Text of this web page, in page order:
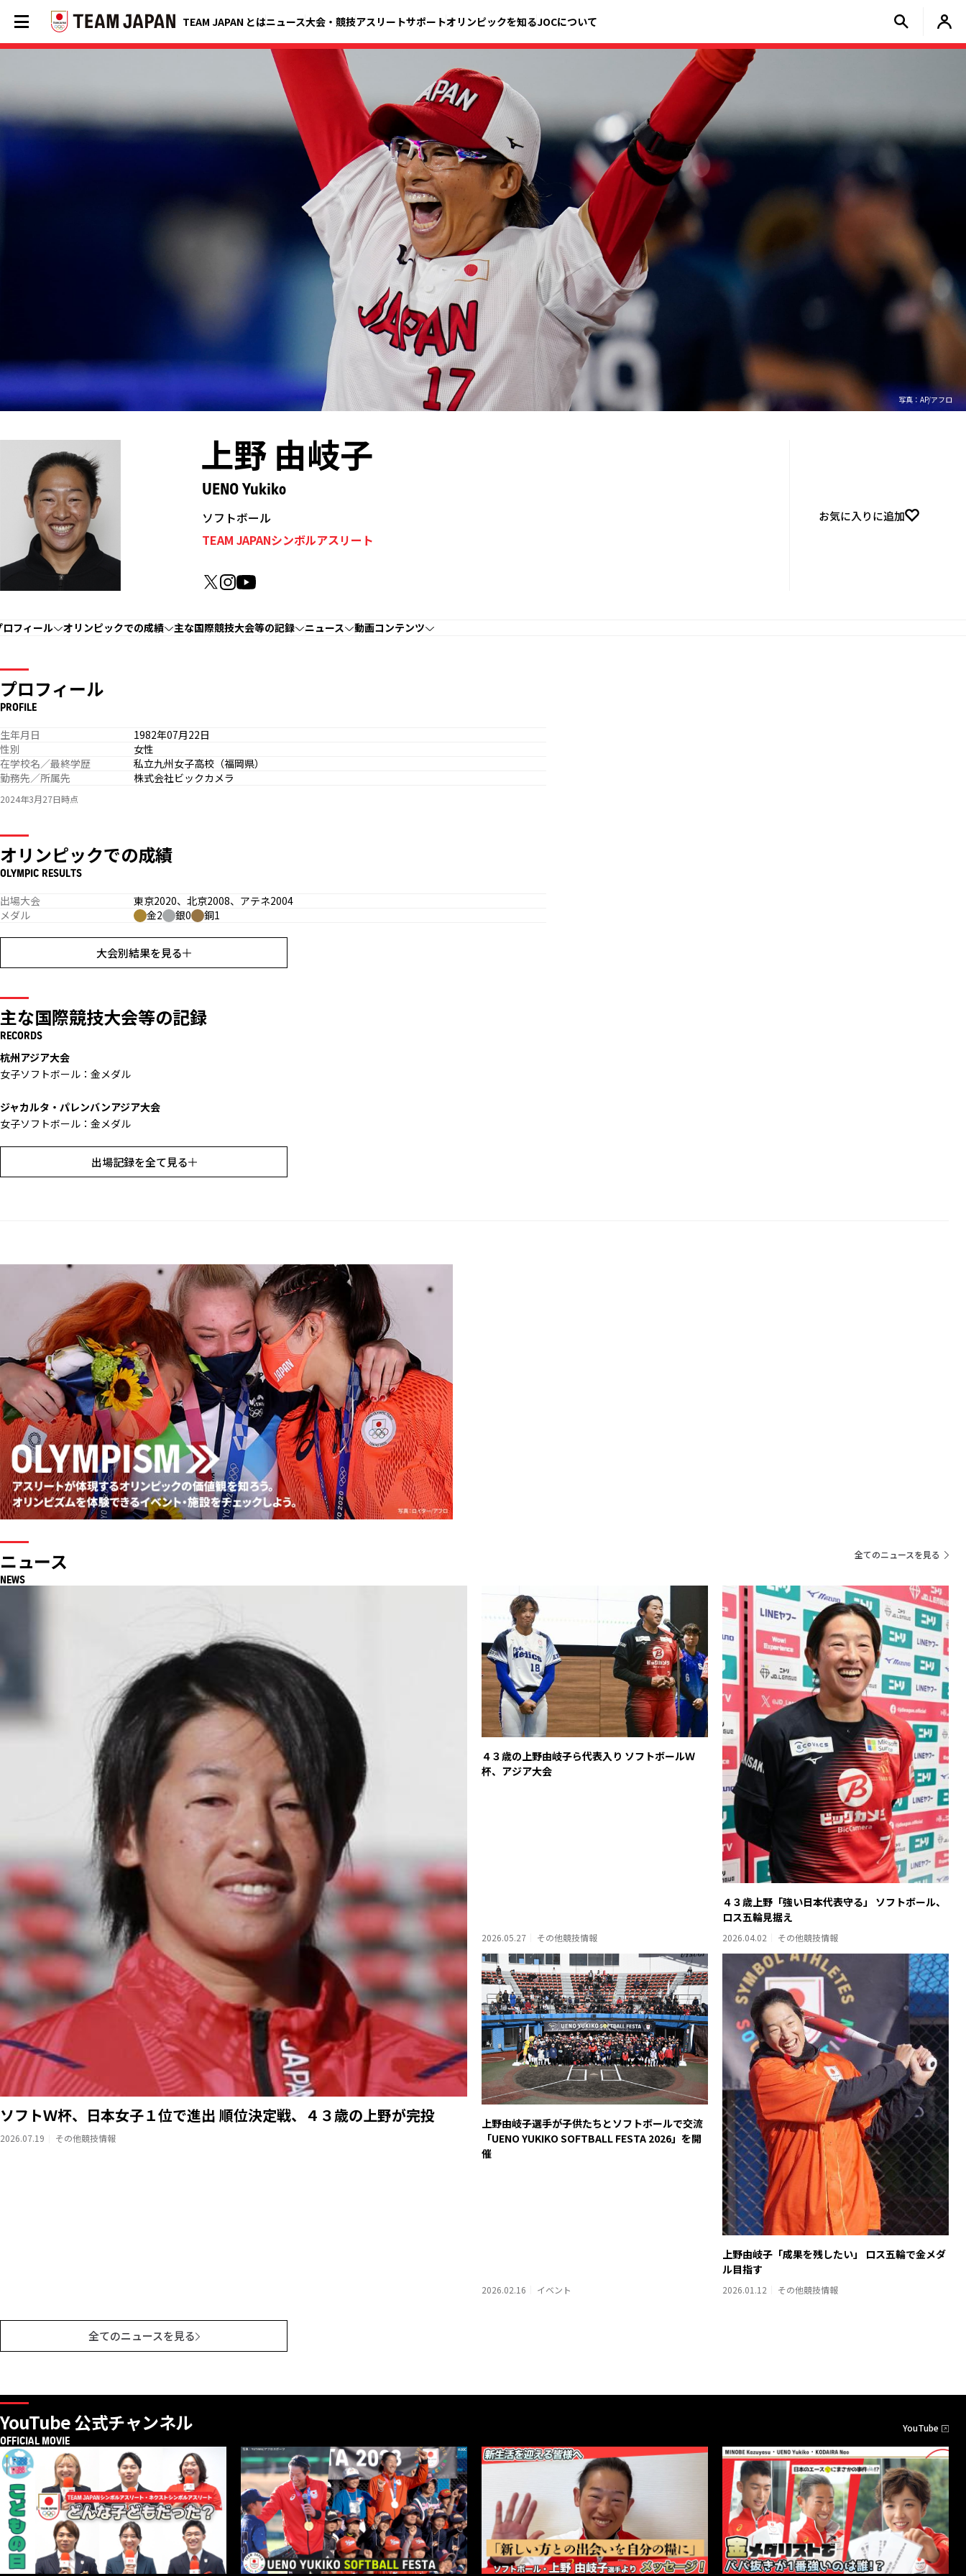
TEAM JAPAN とはニュース大会・競技アスリートサポートオリンピックを知るJOCについて
写真：AP/アフロ
上野 由岐子
UENO Yukiko
ソフトボール
TEAM JAPANシンボルアスリート
お気に入りに追加
ロフィール オリンピックでの成績 主な国際競技大会等の記録 ニュース 動画コンテンツ
プロフィール
PROFILE
生年月日
1982年07月22日
性別
女性
在学校名／最終学歴
私立九州女子高校（福岡県）
勤務先／所属先
株式会社ビックカメラ
2024年3月27日時点
オリンピックでの成績
OLYMPIC RESULTS
出場大会
東京2020、北京2008、アテネ2004
メダル
金2 銀0 銅1
大会別結果を見る
主な国際競技大会等の記録
RECORDS
杭州アジア大会
女子ソフトボール：金メダル
ジャカルタ・パレンバンアジア大会
女子ソフトボール：金メダル
女子ソフトボール：金メダル
女子ソフトボール：金メダル
釜山アジア大会
女子ソフトボール：金メダル
出場記録を全て見る
ニュース
NEWS
全てのニュースを見る
ソフトＷ杯、日本女子１位で進出 順位決定戦、４３歳の上野が完投
2026.07.19 その他競技情報
４３歳の上野由岐子ら代表入り ソフトボールＷ
杯、アジア大会
2026.05.27 その他競技情報
４３歳上野「強い日本代表守る」 ソフトボール、
ロス五輪見据え
2026.04.02 その他競技情報
上野由岐子選手が子供たちとソフトボールで交流
「UENO YUKIKO SOFTBALL FESTA 2026」を開
催
2026.02.16 イベント
上野由岐子「成果を残したい」 ロス五輪で金メダ
ル目指す
2026.01.12 その他競技情報
全てのニュースを見る
YouTube 公式チャンネル
OFFICIAL MOVIE
YouTube